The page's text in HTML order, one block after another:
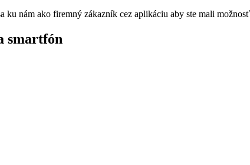
ku nám ako firemný zákazník cez aplikáciu aby ste mali
smartfón